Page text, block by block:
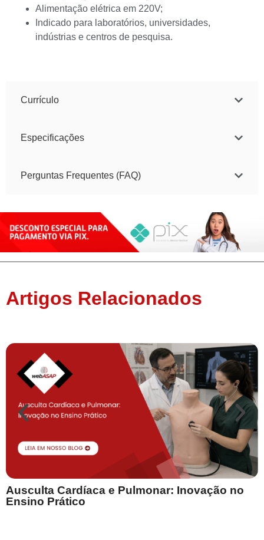
Currículo
Especificações
Perguntas Frequentes (FAQ)
Alimentação elétrica em 220V;
Indicado para laboratórios, universidades,
indústrias e centros de pesquisa.
Artigos Relacionados
Ausculta Cardíaca e Pulmonar: Inovação no
Ensino Prático